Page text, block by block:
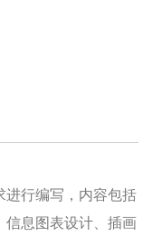
进行编写，内容包括
信息图表设计、插画